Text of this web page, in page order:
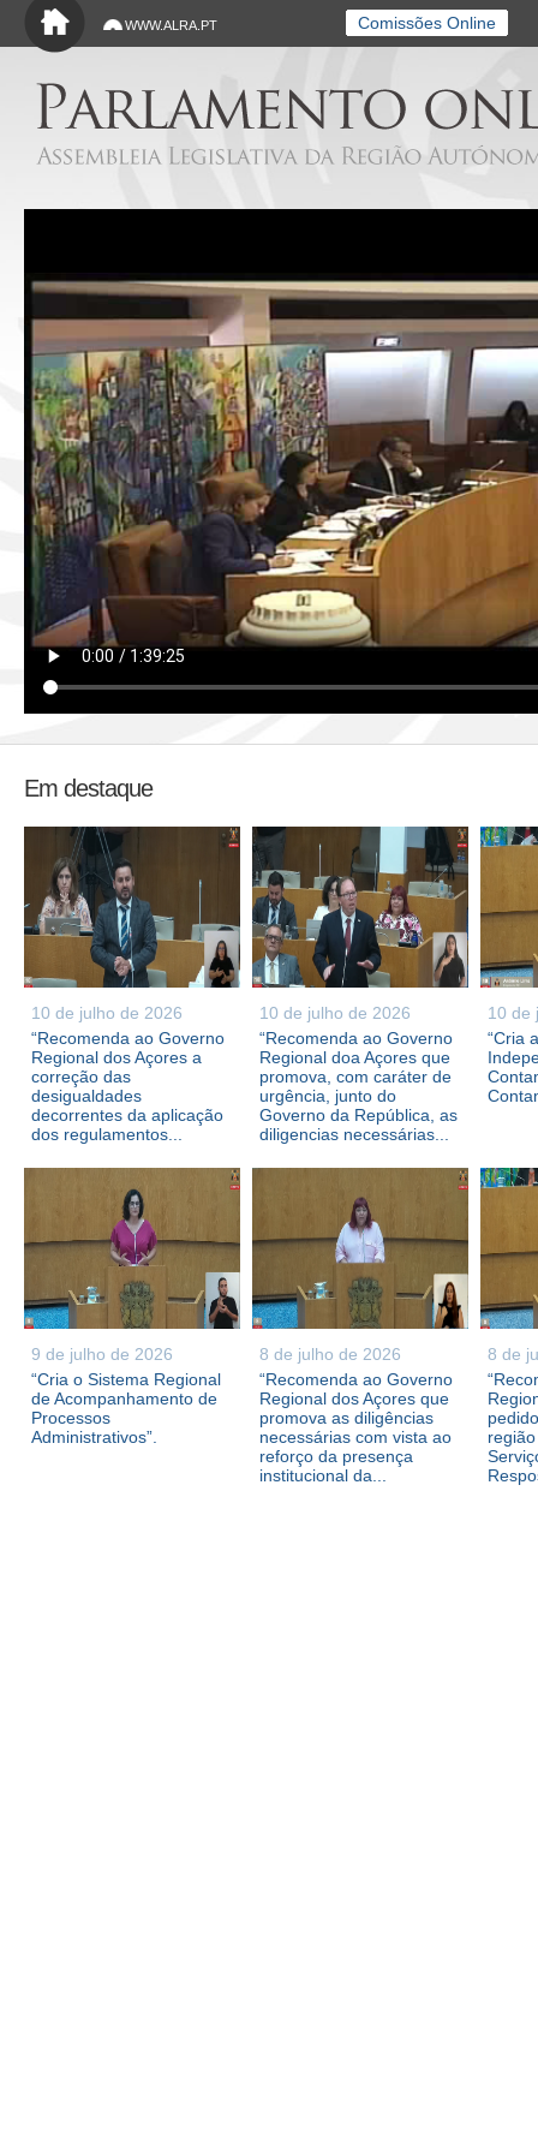
Saltar para o conteúdo principal
WWW.ALRA.PT Comissões Online
Em destaque
10 de julho de 2026
“Recomenda ao Governo
Regional dos Açores a
correção das
desigualdades
decorrentes da aplicação
dos regulamentos...
10 de julho de 2026
“Recomenda ao Governo
Regional doa Açores que
promova, com caráter de
urgência, junto do
Governo da República, as
diligencias necessárias...
10 de
“Cria
9 de julho de 2026
“Cria o Sistema Regional
de Acompanhamento de
Processos
Administrativos”.
8 de julho de 2026
“Recomenda ao Governo
Regional dos Açores que
promova as diligências
necessárias com vista ao
reforço da presença
institucional da...
8 de